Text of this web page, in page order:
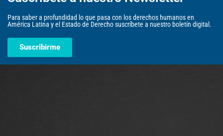
Para saber a profundidad lo que pasa con los derechos humanos en
América Latina y el Estado de Derecho suscríbete a nuestro boletín digital.
Suscribirme